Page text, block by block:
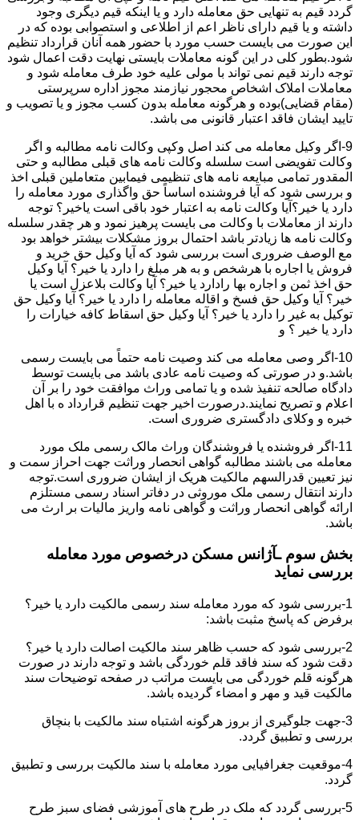
گردد قیم به تنهایی حق معامله دارد و یا اینکه قیم دیگری وجود
داشته و یا قیم دارای ناظر اعم از اطلاعی و استصوابی بوده که در
این صورت می بایست حسب مورد با حضور همه آنان قرارداد تنظیم
شود.بطور کلی در این گونه معاملات بایستی نهایت دقت اعمال شود
توجه دارند قیم نمی تواند با مولی علیه خود طرف معامله شود و
معاملات املاک اشخاص محجور نیازمند مجوز اداره سرپرستی
(مقام قضایی)بوده و هرگونه معامله بدون کسب مجوز و یا تصویب و
تایید ایشان فاقد اعتبار قانونی می باشد.
9-اگر وکیل معامله می کند اصل وکپی وکالت نامه مطالبه و اگر
وکالت تفویضی است سلسله وکالت نامه های قبلی مطالبه و حتی
المقدور تمامی مبایعه نامه های تنظیمی فیمابین متعاملین قبلی اخذ
و بررسی شود که آیا فروشنده اساساً حق واگذاری مورد معامله را
دارد یا خیر؟آیا وکالت نامه به اعتبار خود باقی است یاخیر؟ توجه
دارند از معاملات با وکالت می بایست پرهیز نمود و هر چقدر سلسله
وکالت نامه ها زیادتر باشد احتمال بروز مشکلات بیشتر خواهد بود
مع الوصف ضروری است بررسی شود که آیا وکیل حق خرید و
فروش یا اجاره با هرشخص و به هر مبلغ را دارد یا خیر؟ آیا وکیل
حق اخذ ثمن و اجاره بها رادارد یا خیر؟ آیا وکالت بلاعزل است یا
خیر؟ آیا وکیل حق فسخ و اقاله معامله را دارد یا خیر؟ آیا وکیل حق
توکیل به غیر را دارد یا خیر؟ آیا وکیل حق اسقاط کافه خیارات را
دارد یا خیر ؟ و
10-اگر وصی معامله می کند وصیت نامه حتماً می بایست رسمی
باشد.و در صورتی که وصیت نامه عادی باشد می بایست توسط
دادگاه صالحه تنفیذ شده و یا تمامی وراث موافقت خود را بر آن
اعلام و تصریح نمایند.درصورت اخیر جهت تنظیم قرارداد ه با اهل
خبره و وکلای دادگستری ضروری است.
11-اگر فروشنده یا فروشندگان وراث مالک رسمی ملک مورد
معامله می باشند مطالبه گواهی انحصار وراثت جهت احراز سمت و
نیز تعیین قدرالسهم مالکیت هریک از ایشان ضروری است.توجه
دارند انتقال رسمی ملک موروثی در دفاتر اسناد رسمی مستلزم
ارائه گواهی انحصار وراثت و گواهی نامه واریز مالیات بر ارث می
باشد.
بخش سوم ـآژانس مسکن درخصوص مورد معامله
بررسی نماید
1-بررسی شود که مورد معامله سند رسمی مالکیت دارد یا خیر؟
برفرض که پاسخ مثبت باشد:
2-بررسی شود که حسب ظاهر سند مالکیت اصالت دارد یا خیر؟
دقت شود که سند فاقد قلم خوردگی باشد و توجه دارند در صورت
هرگونه قلم خوردگی می بایست مراتب در صفحه توضیحات سند
مالکیت قید و مهر و امضاء گردیده باشد.
3-جهت جلوگیری از بروز هرگونه اشتباه سند مالکیت با بنچاق
بررسی و تطبیق گردد.
4-موقعیت جغرافیایی مورد معامله با سند مالکیت بررسی و تطبیق
گردد.
5-بررسی گردد که ملک در طرح های آموزشی فضای سبز طرح